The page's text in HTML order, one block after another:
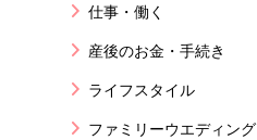
仕事・働く
産後のお金・手続き
ライフスタイル
ファミリーウエディング